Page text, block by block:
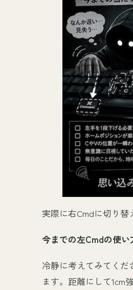
実際に右Cmdに切り替
今までの左Cmdの使い
冷静に考えてみてくだ
ます。距離にして1cm